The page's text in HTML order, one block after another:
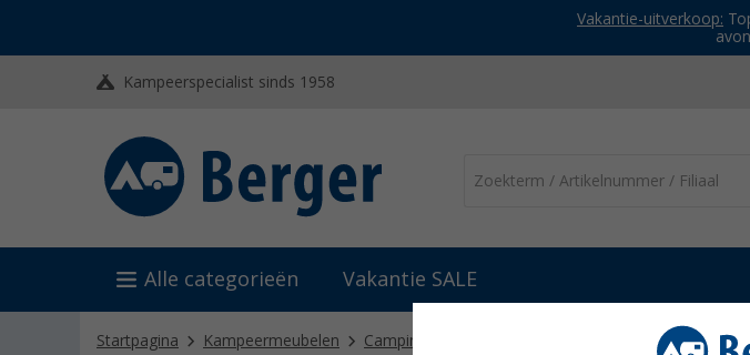
Vakantie-uitverkoop:
Kampeerspecialist sinds 1958
Alle categorieën Vakantie SALE
Startpagina Kampeermeubelen Campingmeubel accessoires Diverse accessoires